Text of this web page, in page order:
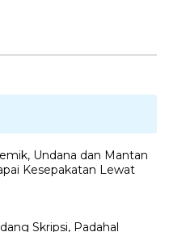
Undana dan Mantan
Kesepakatan Lewat
Skripsi, Padahal